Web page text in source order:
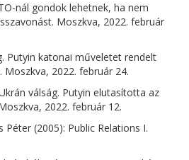
nál gondok lehetnek, ha nem
Moszkva, 2022. február
Putyin katonai műveletet rendelt
2022. február 24.
válság. Putyin elutasította az
2022. február 12.
Péter (2005): Public Relations I.